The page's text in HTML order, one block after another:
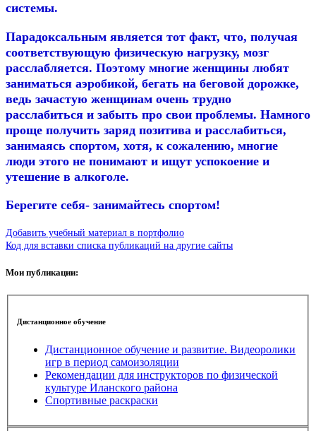
системы.
Парадоксальным является тот факт, что, получая
соответствующую физическую нагрузку, мозг
расслабляется. Поэтому многие женщины любят
заниматься аэробикой, бегать на беговой дорожке,
ведь зачастую женщинам очень трудно
расслабиться и забыть про свои проблемы. Намного
проще получить заряд позитива и расслабиться,
занимаясь спортом, хотя, к сожалению, многие
люди этого не понимают и ищут успокоение и
утешение в алкоголе.
Берегите себя- занимайтесь спортом!
Добавить учебный материал в портфолио
Код для вставки списка публикаций на другие сайты
Мои публикации:
Дистанционное обучение
Дистанционное обучение и развитие. Видеоролики
игр в период самоизоляции
Рекомендации для инструкторов по физической
культуре Иланского района
Спортивные раскраски